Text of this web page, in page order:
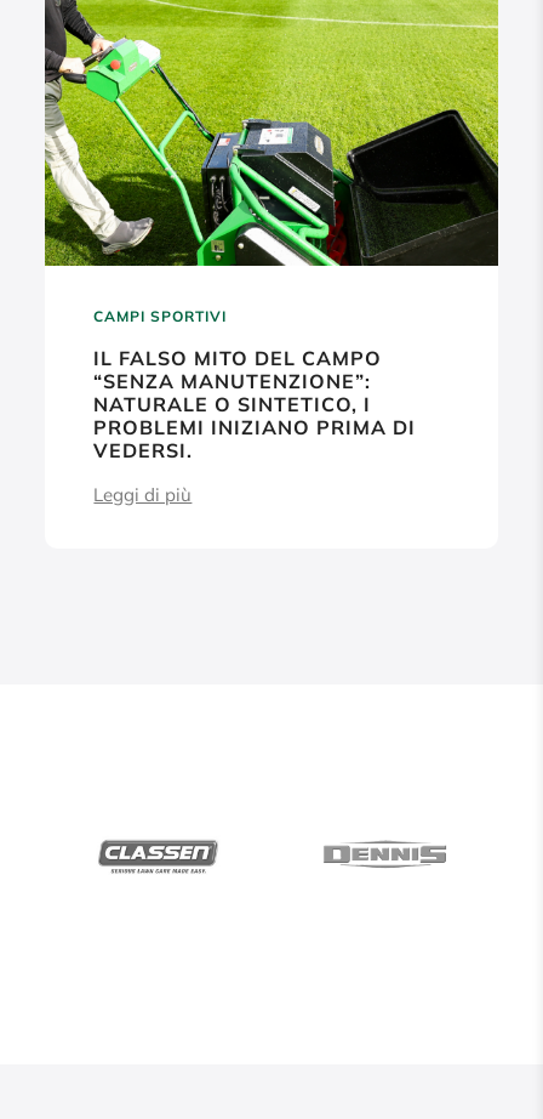
CAMPI SPORTIVI
IL FALSO MITO DEL CAMPO
“SENZA MANUTENZIONE”:
NATURALE O SINTETICO, I
PROBLEMI INIZIANO PRIMA DI
VEDERSI.
Leggi di più